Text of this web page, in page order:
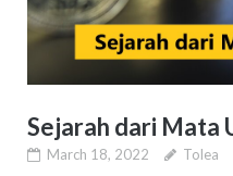
Sejarah dari Mata
March 18, 2022 Tolea